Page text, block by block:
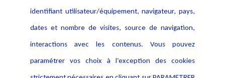
identifiant utilisateur/équipement, navigateur, pays,
dates et nombre de visites, source de navigation,
interactions avec les contenus. Vous pouvez
paramétrer vos choix à l’exception des cookies